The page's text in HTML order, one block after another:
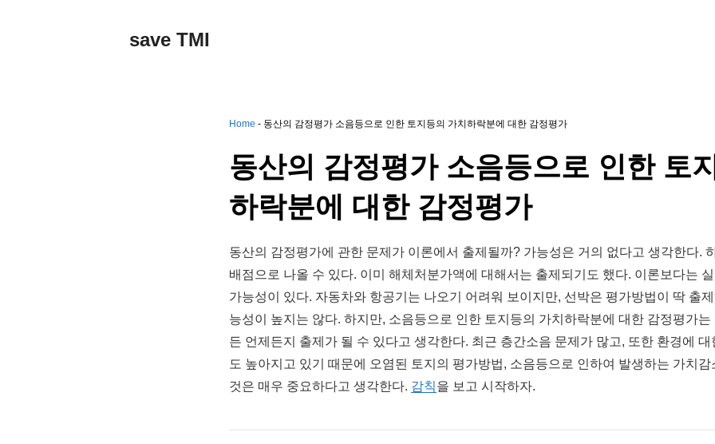
save TMI
Home - 동산의 감정평가 소음등으로 인한 토지등의 가치하락분에 대한 감정평가
동산의 감정평가 소음등으로 인한 토
하락분에 대한 감정평가
동산의 감정평가에 관한 문제가 이론에서 출제될까? 가능성은 거의 없다고 생각한다.
배점으로 나올 수 있다. 이미 해체처분가액에 대해서는 출제되기도 했다. 이론보다는
가능성이 있다. 자동차와 항공기는 나오기 어려워 보이지만, 선박은 평가방법이 딱 출
능성이 높지는 않다. 하지만, 소음등으로 인한 토지등의 가치하락분에 대한 감정평가는
든 언제든지 출제가 될 수 있다고 생각한다. 최근 층간소음 문제가 많고, 또한 환경에
도 높아지고 있기 때문에 오염된 토지의 평가방법, 소음등으로 인하여 발생하는 가치
것은 매우 중요하다고 생각한다. 감칙을 보고 시작하자.